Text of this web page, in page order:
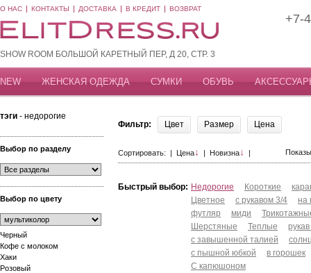
О НАС КОНТАКТЫ ДОСТАВКА В КРЕДИТ ВОЗВРАТ
SHOW ROOM БОЛЬШОЙ КАРЕТНЫЙ ПЕР, Д 20, СТР. 3
+7-
NEW ЖЕНСКАЯ ОДЕЖДА СУМКИ ОБУВЬ
тэги - недорогие
Выбор по разделу
Выбор по цвету
Черный
Кофе с молоком
Хаки
Розовый
Фильтр: Цвет Размер Цена
Сортировать: | Цена↓ | Новизна↓ |
Быстрый выбор: Недорогие Короткие
Цветное
с рукавом 3/4
на
футляр
миди
Шерстяные
Теплые
с завышенной талией
с пышной юбкой
в горошек
С капюшоном